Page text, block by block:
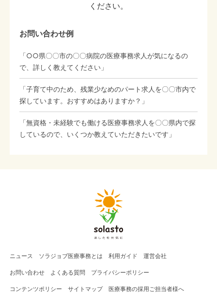
ください。
お問い合わせ例
「○○県〇〇市の〇〇病院の医療事務求人が気になるの
で、詳しく教えてください」
「子育て中のため、残業少なめのパート求人を〇〇市内で
探しています。おすすめはありますか？」
「無資格・未経験でも働ける医療事務求人を〇〇県内で探
しているので、いくつか教えていただきたいです」
ニュース ソラジョブ医療事務 とは 利用ガイド 運営会社
お問い合わせ よくある質問 プライバシーポリシー
コンテンツポリシー サイトマップ 医療事務の採用ご担当者様へ